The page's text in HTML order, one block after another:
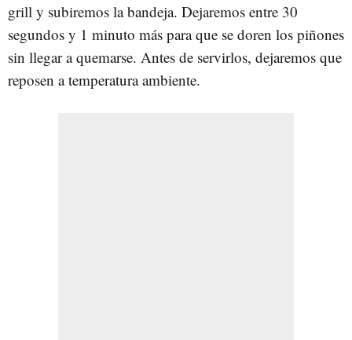
grill y subiremos la bandeja. Dejaremos entre 30
segundos y 1 minuto más para que se doren los piñones
sin llegar a quemarse. Antes de servirlos, dejaremos que
reposen a temperatura ambiente.